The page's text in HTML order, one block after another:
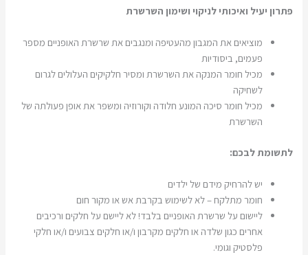
פתרון יעיל ואיכותי לניקוי ושימון השרשרת
מוציאים את המגבון מהעטיפה ומנגבים את שרשרת האופניים מספר
פעמים, ביסודיות
מכיל חומר המנקה את השרשרת ומסיר חלקיקים העלולים לגרום
לשחיקה
מכיל חומר סיכה המונע חלודה וקורוזיה ומשפר את אופן פעולתה של
השרשרת
לתשומת לבכם:
יש להרחיק מידם של ילדים
חומר מתלקח – לא לשימוש בקרבת אש או מקור חום
ליישום על שרשרת האופניים בלבד! לא ליישם על חלקים ורכיבים
אחרים כגון שלדה או חלקים מקרבון ו/או חלקים צבועים ו/או חלקי
פלסטיק וגומי.